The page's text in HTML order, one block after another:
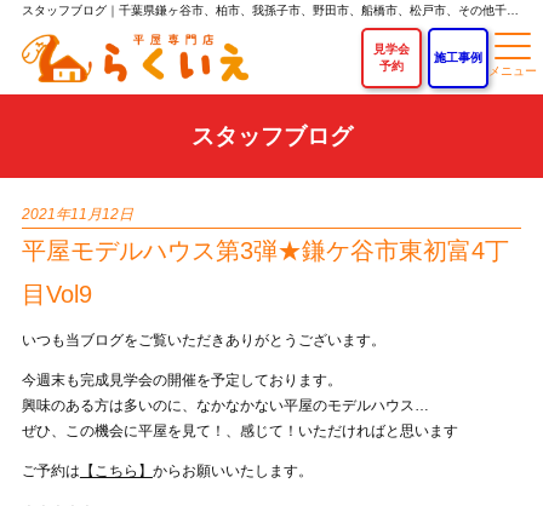
スタッフブログ｜千葉県鎌ヶ谷市、柏市、我孫子市、野田市、船橋市、松戸市、その他千葉県内で平屋を建てるなら「らくいえ」｜平屋専門店なら新築平屋住宅が750万円～！
見学会
予約
施工事例
スタッフブログ
2021年11月12日
平屋モデルハウス第3弾★鎌ケ谷市東初富4丁
目Vol9
いつも当ブログをご覧いただきありがとうございます。
今週末も完成見学会の開催を予定しております。
興味のある方は多いのに、なかなかない平屋のモデルハウス…
ぜひ、この機会に平屋を見て！、感じて！いただければと思います
ご予約は 【こちら】 からお願いいたします。